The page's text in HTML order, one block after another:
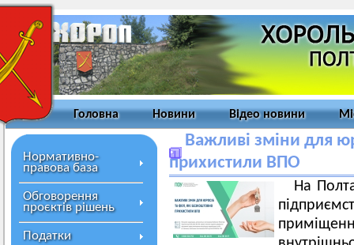
Головна Новини Відео новини
Нормативно-
правова база
Обговорення
проєктів рішень
Податки
Важливі зміни для
прихистили ВПО
На